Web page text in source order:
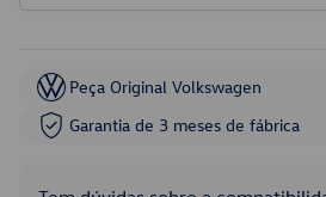
Peça Original Volkswagen
Garantia de 3 meses de fábrica